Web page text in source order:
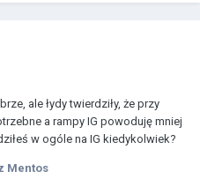
ale łydy twierdziły, że przy
a rampy IG powoduję mniej
w ogóle na IG kiedykolwiek?
Mentos